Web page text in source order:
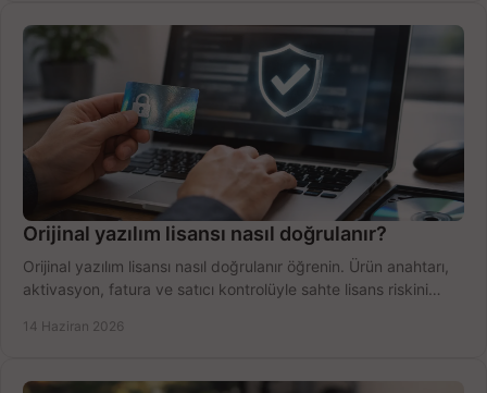
Orijinal yazılım lisansı nasıl doğrulanır?
Orijinal yazılım lisansı nasıl doğrulanır öğrenin. Ürün anahtarı,
aktivasyon, fatura ve satıcı kontrolüyle sahte lisans riskini
14 Haziran 2026